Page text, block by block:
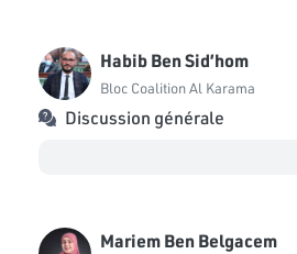
Habib Ben Sid’hom
Bloc Coalition Al Karama
Discussion générale
Mariem Ben Belgacem